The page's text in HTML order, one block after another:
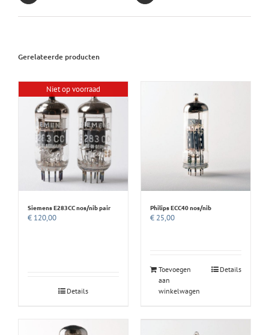
Gerelateerde producten
Niet op voorraad
Siemens E283CC nos/nib pair
€ 120,00
Details
Philips ECC40 nos/nib
€ 25,00
Toevoegen
aan
winkelwagen
Details